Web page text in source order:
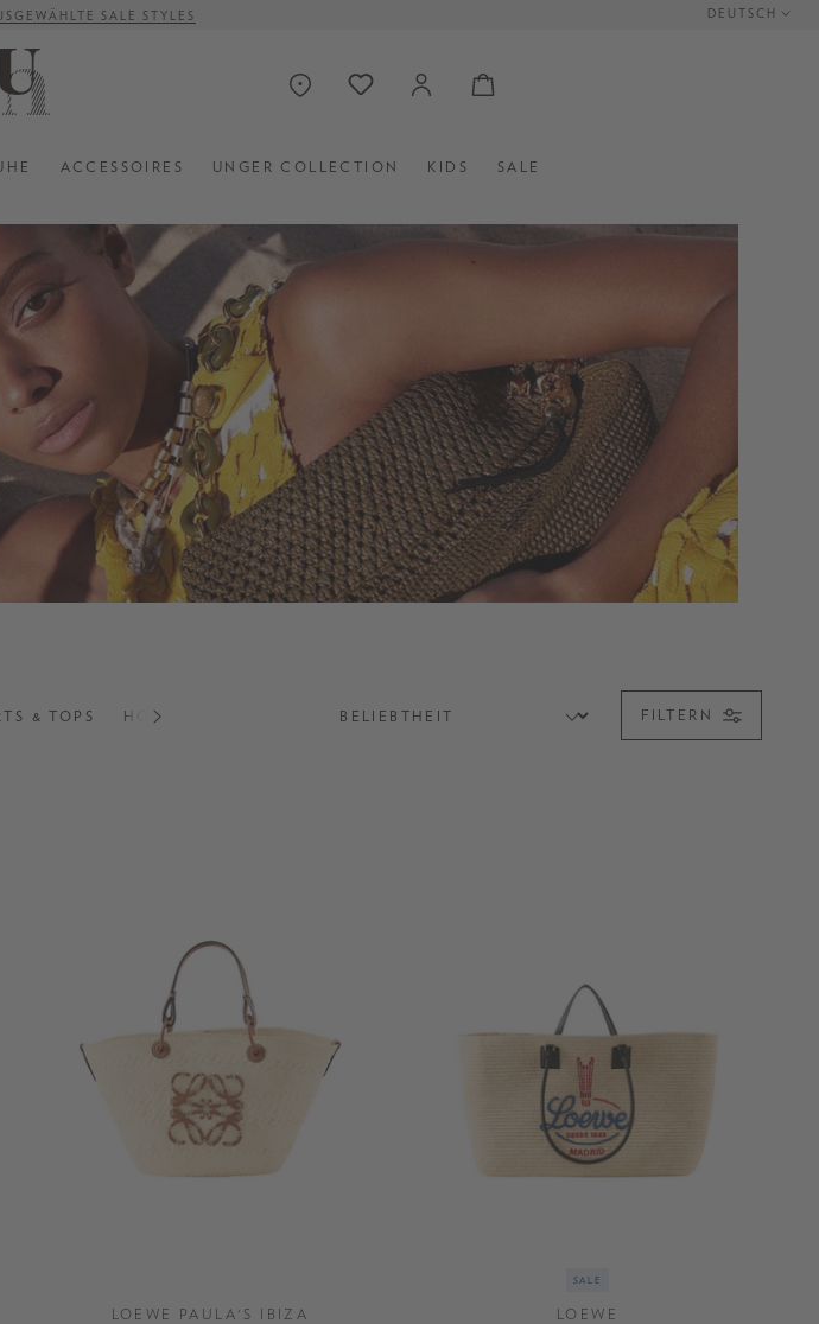
SALE STYLES DEUTSCH
ACCESSOIRES UNGER COLLECTION KIDS SALE
& TOPS HOSEN ACCESSOIRES JACKEN SALE
FILTERN
LOEWE PAULA'S IBIZA
SALE
LOEWE